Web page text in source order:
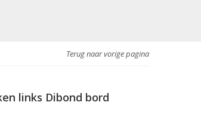
Terug naar vorige pagina
links Dibond bord